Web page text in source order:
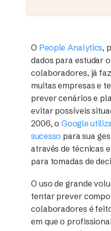
O People Analytics,
dados para estudar
colaboradores, já
muitas empresas e
prever cenários e
evitar possíveis
2006, oGoogle
sucesso para sua
através de técnicas
para tomadas de
O uso de grande
tentar prever
colaboradores é
em que o